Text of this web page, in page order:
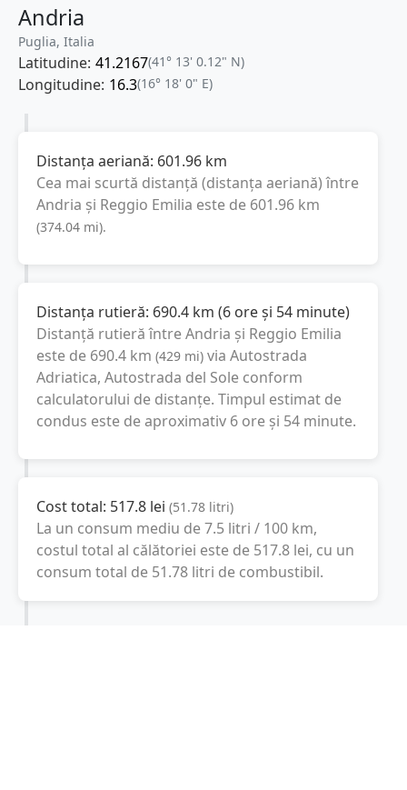
Andria
Puglia, Italia
Latitudine: 41.2167(41° 13' 0.12" N)
Longitudine: 16.3(16° 18' 0" E)
Distanța aeriană: 601.96 km
Cea mai scurtă distanță (distanța aeriană) între
Andria și Reggio Emilia este de 601.96 km
(374.04 mi).
Distanța rutieră: 690.4 km (6 ore și 54 minute)
Distanță rutieră întreAndria și Reggio Emilia
este de 690.4 km (429 mi) via Autostrada
Adriatica, Autostrada del Sole conform
calculatorului de distanțe. Timpul estimat de
condus este de aproximativ 6 ore și 54 minute.
Cost total: 517.8 lei (51.78 litri)
La un consum mediu de7.5 litri / 100 km,
costul total al călătoriei este de 517.8 lei, cu un
consum total de 51.78 litri de combustibil.